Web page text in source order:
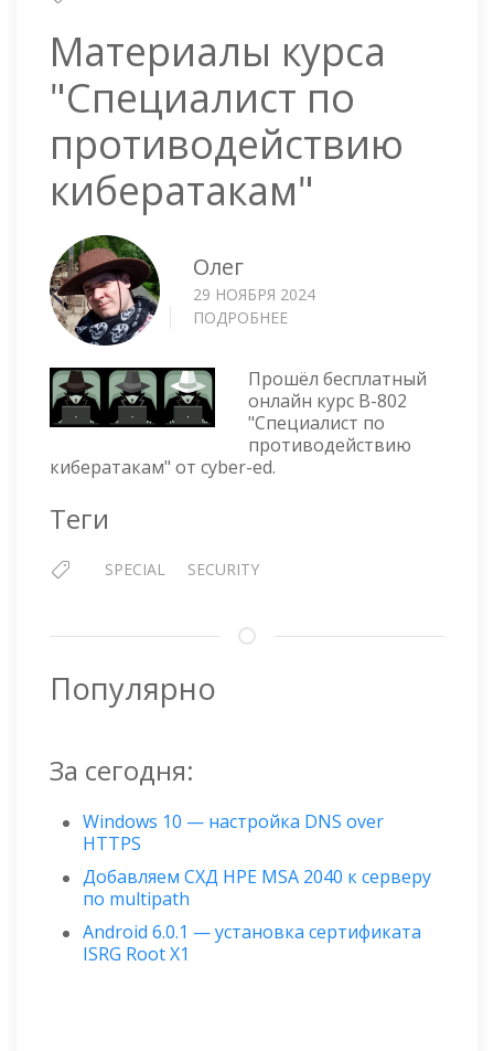
Материалы курса
"Специалист по
противодействию
кибератакам"
Олег
29 НОЯБРЯ 2024
ПОДРОБНЕЕ
"СПЕЦИАЛИСТ
ПО
ПРОТИВОДЕЙСТВИЮ
КИБЕРАТАКАМ"
Прошёл бесплатный
онлайн курс B-802
"Специалист по
противодействию
кибератакам" от cyber-ed.
Теги
SPECIAL SECURITY
Популярно
За сегодня:
Windows 10 — настройка DNS over
HTTPS
Добавляем СХД HPE MSA 2040 к серверу
по multipath
Android 6.0.1 — установка сертификата
ISRG Root X1